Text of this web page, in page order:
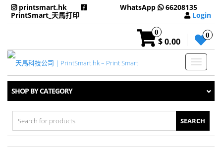
printsmart.hk
PrintSmart_天馬打印
WhatsApp
66208135
Login
0
$ 0.00
0
Toggle
SHOP BY CATEGORY
Search
for: